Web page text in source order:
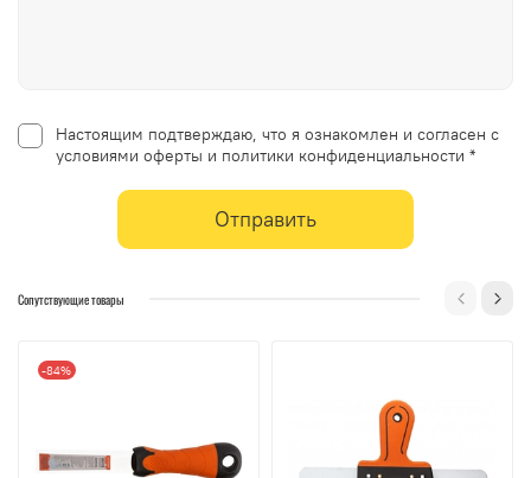
Настоящим подтверждаю, что я ознакомлен и согласен с
условиями оферты и политики конфиденциальности *
Отправить
Сопутствующие товары
-84%